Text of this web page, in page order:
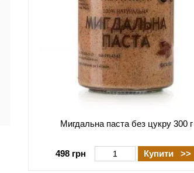
Мигдальна паста без цукру 300 г
498 грн Купити >>